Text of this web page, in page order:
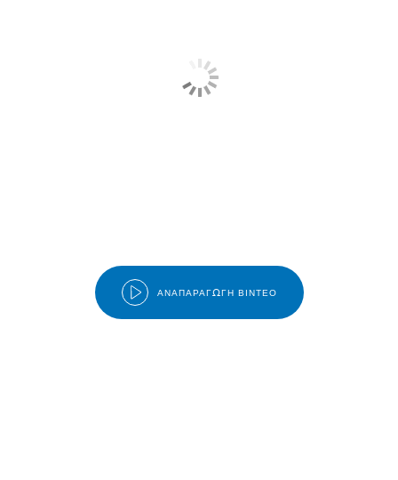
ΑΝΑΠΑΡΑΓΩΓΉ ΒΊΝΤΕΟ